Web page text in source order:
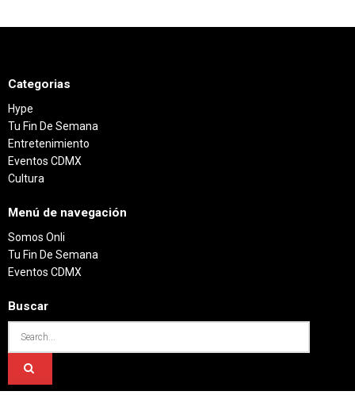
Categorias
Hype
Tu Fin De Semana
Entretenimiento
Eventos CDMX
Cultura
Menú de navegación
Somos Onli
Tu Fin De Semana
Eventos CDMX
Buscar